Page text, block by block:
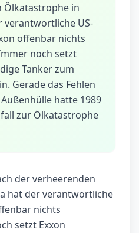
Ölkatastrophe in
verantwortliche US-
offenbar nichts
noch setzt
Tanker zum
Gerade das Fehlen
hatte 1989
zur Ölkatastrophe
der verheerenden
hat der verantwortliche
nichts
setzt Exxon